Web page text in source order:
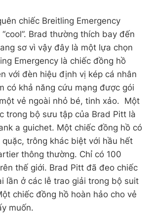
chiếc Breitling Emergency
Brad thường thích bay đến
sơ vì vậy đây là một lựa chọn
Emergency là chiếc đồng hồ
với đèn hiệu định vị kép cá nhân
có khả năng cứu mạng được gói
vẻ ngoài nhỏ bé, tinh xảo. Một
trong bộ sưu tập của Brad Pitt là
a guichet. Một chiếc đồng hồ có
quặc, trông khác biệt với hầu hết
thông thường. Chỉ có 100
thế giới. Brad Pitt đã đeo chiếc
lần ở các lễ trao giải trong bộ suit
chiếc đồng hồ hoàn hảo cho vẻ
muốn.